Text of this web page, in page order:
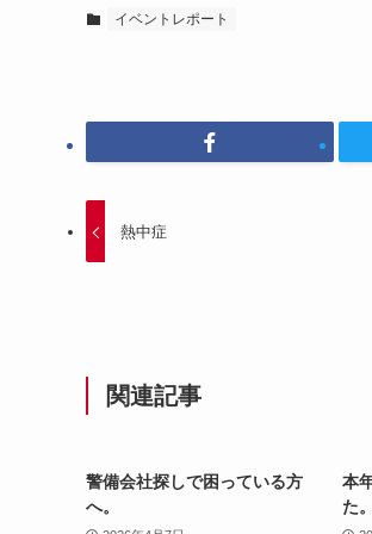
イベントレポート
熱中症
関連記事
警備会社探しで困っている方
へ。
本
た。